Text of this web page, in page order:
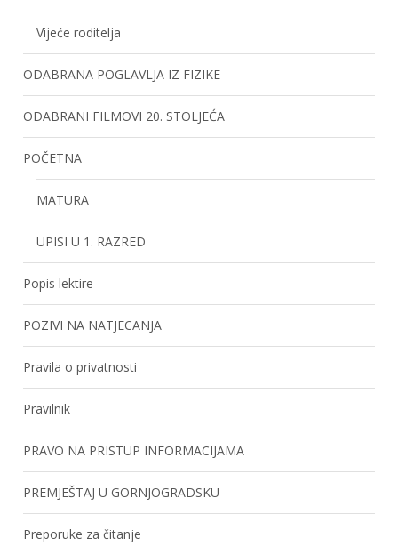
Vijeće roditelja
ODABRANA POGLAVLJA IZ FIZIKE
ODABRANI FILMOVI 20. STOLJEĆA
POČETNA
MATURA
UPISI U 1. RAZRED
Popis lektire
POZIVI NA NATJECANJA
Pravila o privatnosti
Pravilnik
PRAVO NA PRISTUP INFORMACIJAMA
PREMJEŠTAJ U GORNJOGRADSKU
Preporuke za čitanje